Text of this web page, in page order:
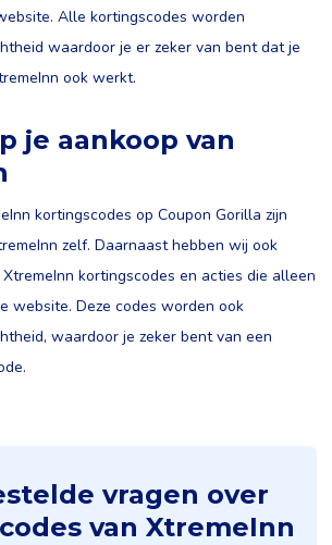
Alle kortingscodes worden
waardoor je er zeker van bent dat je
ook werkt.
je aankoop van
kortingscodes op Coupon Gorilla zijn
zelf. Daarnaast hebben wij ook
kortingscodes en acties die alleen
website. Deze codes worden ook
waardoor je zeker bent van een
vragen over
van XtremeInn